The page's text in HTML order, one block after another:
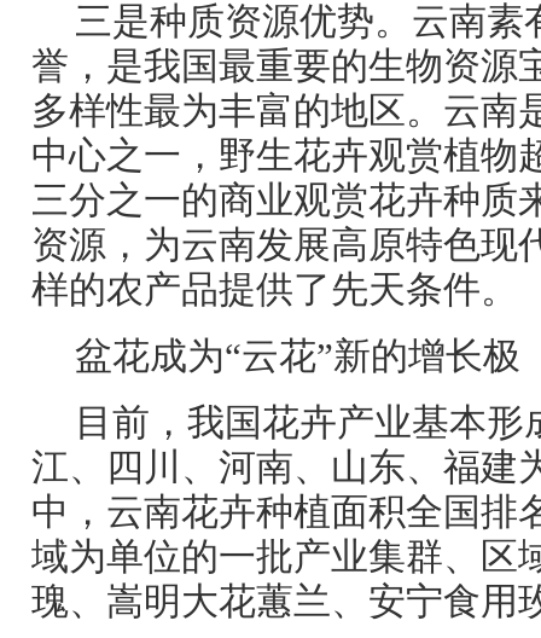
三是种质资源优势。云南素
誉，是我国最重要的生物资源
多样性最为丰富的地区。云南
中心之一，野生花卉观赏植物
三分之一的商业观赏花卉种质
资源，为云南发展高原特色现
样的农产品提供了先天条件。
盆花成为“云花”新的增长极
目前，我国花卉产业基本
江、四川、河南、山东、福建
中，云南花卉种植面积全国排
域为单位的一批产业集群、区
瑰、嵩明大花蕙兰、安宁食用